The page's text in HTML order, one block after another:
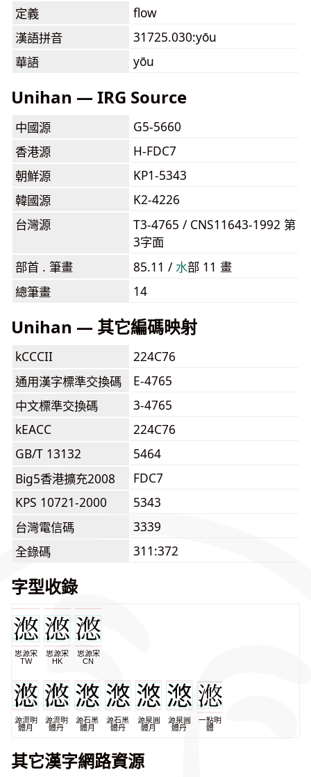
定義
flow
漢語拼音
31725.030:yōu
華語
yōu
Unihan — IRG Source
中國源
G5-5660
香港源
H-FDC7
朝鮮源
KP1-5343
韓國源
K2-4226
台灣源
T3-4765 / CNS11643-1992 第
3字面
部首 . 筆畫
85.11 /⽔部 11 畫
總筆畫
14
Unihan — 其它編碼映射
kCCCII
224C76
通用漢字標準交換碼
E-4765
中文標準交換碼
3-4765
kEACC
224C76
GB/T 13132
5464
Big5香港擴充2008
FDC7
KPS 10721-2000
5343
台灣電信碼
3339
全錄碼
311:372
字型收錄
思源宋
TW
思源宋
HK
思源宋
CN
源流明
體月
源流明
體丹
源石黑
體月
源石黑
體丹
源泉圓
體月
源泉圓
體丹
一點明
體
其它漢字網路資源